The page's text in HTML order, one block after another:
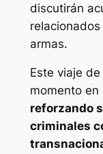
discutirán
armas.
Este viaje
momento en
reforzando
criminales